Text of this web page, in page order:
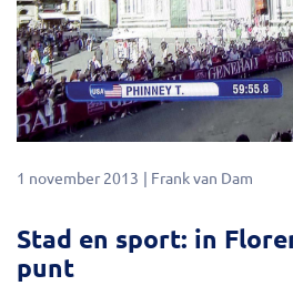
1 november 2013 Frank van Dam
Stad en sport: in
punt